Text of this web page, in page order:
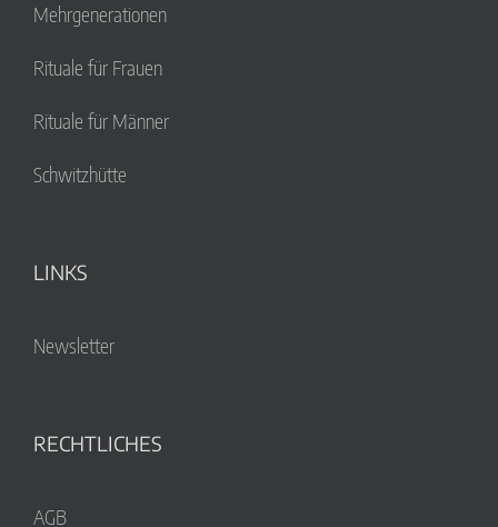
Mehrgenerationen
Rituale für Frauen
Rituale für Männer
Schwitzhütte
LINKS
Newsletter
RECHTLICHES
AGB